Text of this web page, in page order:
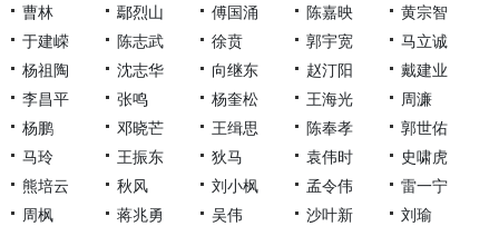
曹林
鄢烈山 傅国涌 陈嘉映
黄宗智
于建嵘
陈志武 徐贲 郭宇宽
马立诚
杨祖陶
沈志华 向继东 赵汀阳
戴建业
李昌平
张鸣 杨奎松 王海光
周濂
杨鹏
邓晓芒 王缉思 陈奉孝
郭世佑
马玲
王振东 狄马 袁伟时
史啸虎
熊培云
秋风 刘小枫 孟令伟
雷一宁
周枫
蒋兆勇 吴伟 沙叶新
刘瑜